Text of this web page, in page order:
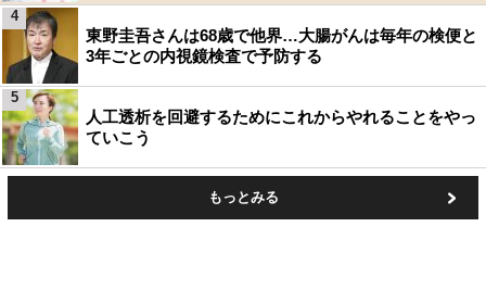
東野圭吾さんは68歳で他界…大腸がんは毎年の検便と
3年ごとの内視鏡検査で予防する
4
人工透析を回避するためにこれからやれることをやっ
ていこう
5
もっとみる